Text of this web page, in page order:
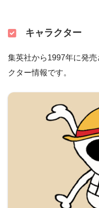
キャラクター
集英社から1997年に発売
クター情報です。